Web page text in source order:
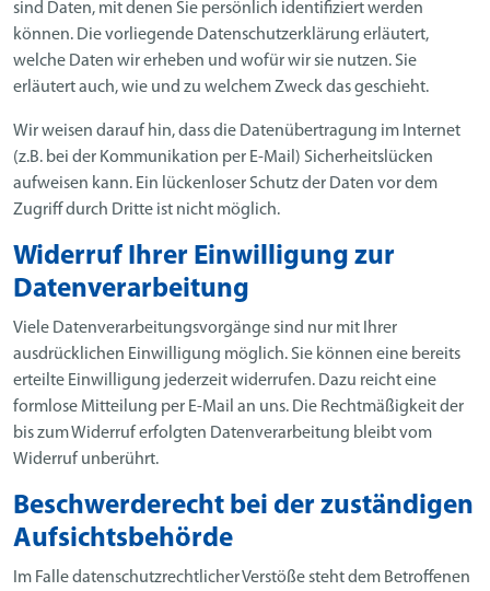
sind Daten, mit denen Sie persönlich identifiziert werden
können. Die vorliegende Datenschutzerklärung erläutert,
welche Daten wir erheben und wofür wir sie nutzen. Sie
erläutert auch, wie und zu welchem Zweck das geschieht.
Wir weisen darauf hin, dass die Datenübertragung im Internet
(z.B. bei der Kommunikation per E-Mail) Sicherheitslücken
aufweisen kann. Ein lückenloser Schutz der Daten vor dem
Zugriff durch Dritte ist nicht möglich.
Widerruf Ihrer Einwilligung zur
Datenverarbeitung
Viele Datenverarbeitungsvorgänge sind nur mit Ihrer
ausdrücklichen Einwilligung möglich. Sie können eine bereits
erteilte Einwilligung jederzeit widerrufen. Dazu reicht eine
formlose Mitteilung per E-Mail an uns. Die Rechtmäßigkeit der
bis zum Widerruf erfolgten Datenverarbeitung bleibt vom
Widerruf unberührt.
Beschwerderecht bei der zuständigen
Aufsichtsbehörde
Im Falle datenschutzrechtlicher Verstöße steht dem Betroffenen